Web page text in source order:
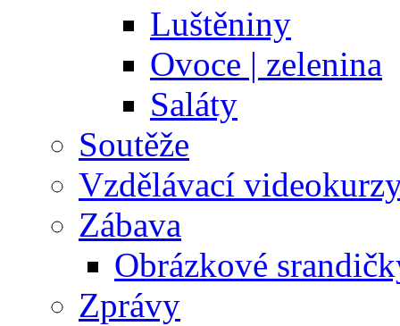
Luštěniny
Ovoce | zelenina
Saláty
Soutěže
Vzdělávací
Zábava
Obrázkové
Zprávy